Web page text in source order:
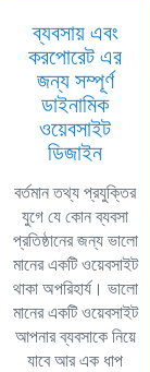
ব্যবসায় এবং
করপোরেট এর
জন্য সম্পূর্ণ
ডাইনামিক
ওয়েবসাইট
ডিজাইন
বর্তমান তথ্য প্রযুক্তির
যুগে যে কোন ব্যবসা
প্রতিষ্ঠানের জন্য ভালো
মানের একটি ওয়েবসাইট
থাকা অপরিহার্য। ভালো
মানের একটি ওয়েবসাইট
আপনার ব্যবসাকে নিয়ে
যাবে আর এক ধাপ